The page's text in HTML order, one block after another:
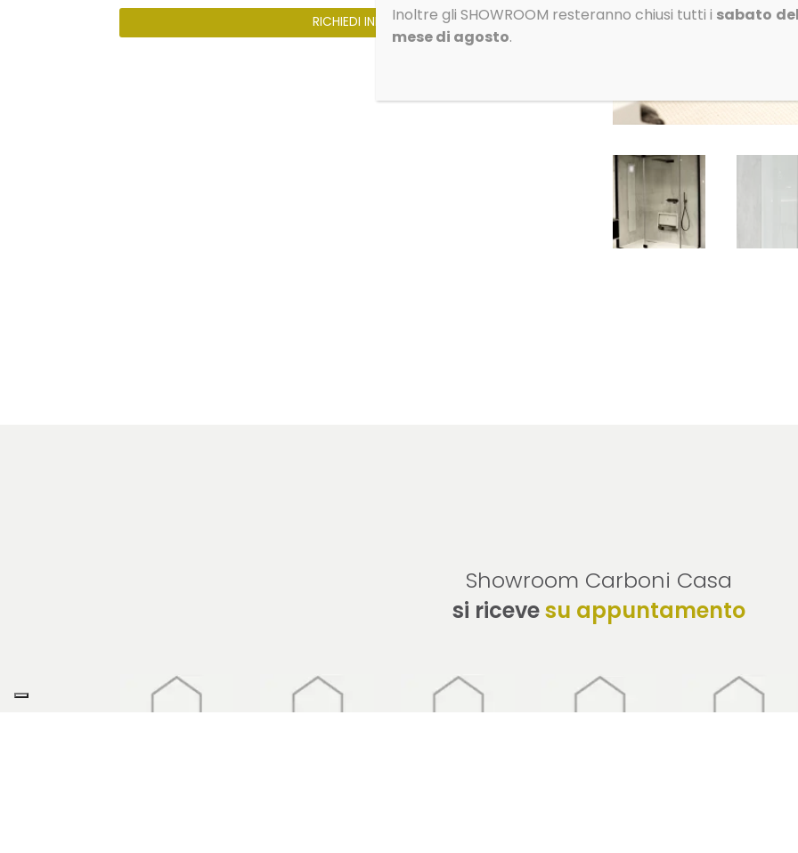
RICHIEDI INFO
Showroom Carboni Casa
si ricevesu appuntamento
Inoltre gli SHOWROOM resteranno chiusi tutti i sabato
mese di agosto.